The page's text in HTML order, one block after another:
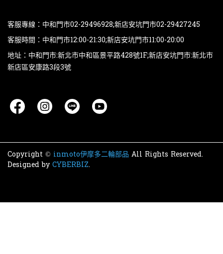
客服專線：中和門市02-29496928;新店安坑門市02-29427245
客服時間：中和門市12:00-21:30;新店安坑門市11:00-20:00
地址：中和門市:新北市中和區景平路428號1F;新店安坑門市:新北市
新店區安康路3段3號
Copyright © inmoto伊摩多二輪部品 All Rights Reserved.
Designed by CYBERBIZ.